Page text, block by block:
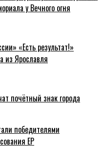
у Вечного огня
«Есть результат!»
из Ярославля
почётный знак города
победителями
ЕР